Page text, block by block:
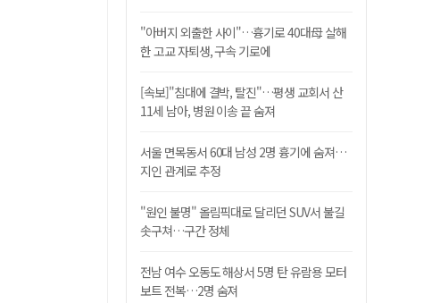
"아버지 외출한 사이"…흉기로 40대母 살해
한 고교 자퇴생, 구속 기로에
[속보]"침대에 결박, 탈진"…평생 교회서 산
11세 남아, 병원 이송 끝 숨져
서울 면목동서 60대 남성 2명 흉기에 숨져…
지인 관계로 추정
"원인 불명" 올림픽대로 달리던 SUV서 불길
솟구쳐…구간 정체
전남 여수 오동도 해상서 5명 탄 유람용 모터
보트 전복…2명 숨져